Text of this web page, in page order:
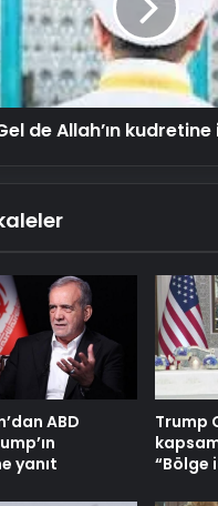
de Allah’ın
ABD
yanıt
Trump
“Bölge